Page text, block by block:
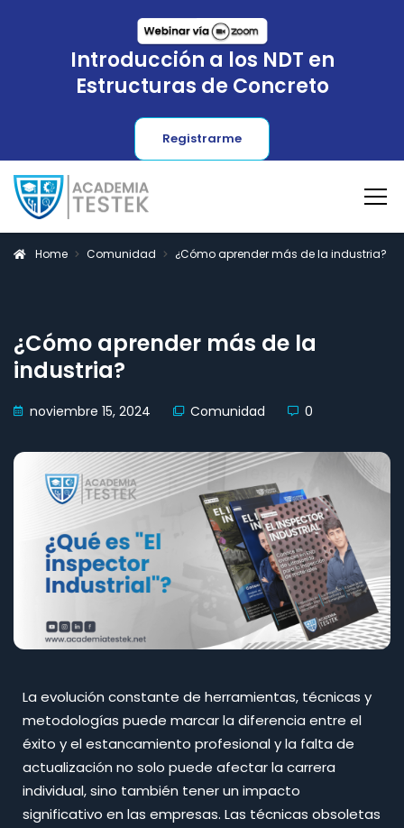
Introducción a los NDT en
Estructuras de Concreto
Registrarme
Home Comunidad ¿Cómo aprender más de la industria?
¿Cómo aprender más de la
industria?
noviembre 15, 2024 Comunidad 0
La evolución constante de herramientas, técnicas y
metodologías puede marcar la diferencia entre el
éxito y el estancamiento profesional y la falta de
actualización no solo puede afectar la carrera
individual, sino también tener un impacto
significativo en las empresas. Las técnicas obsoletas